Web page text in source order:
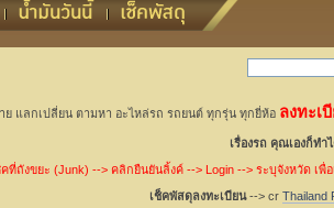
ย แลกเปลี่ยน ตามหา อะไหล่รถ รถยนต์ ทุกรุ่น ทุกยี่ห้อ ลงทะเ
เรื่องรถ คุณเองก็ท
ที่ถังขยะ (Junk) --> คลิกยืนยันลิ้งค์ --> Login --> ระบุจังหวัด เพื่
เช็คพัสดุลงทะเบียน--> cr Thailand